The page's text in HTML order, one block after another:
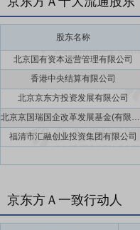
股东名称
北京国有资本运营管理有限公司
香港中央结算有限公司
北京京东方投资发展有限公司
北京京国瑞国企改革发展基金(有限合伙)
福清市汇融创业投资集团有限公司
京东方Ａ一致行动人